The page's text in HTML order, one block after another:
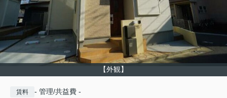
【外観】
賃料 - 管理/共益費 -